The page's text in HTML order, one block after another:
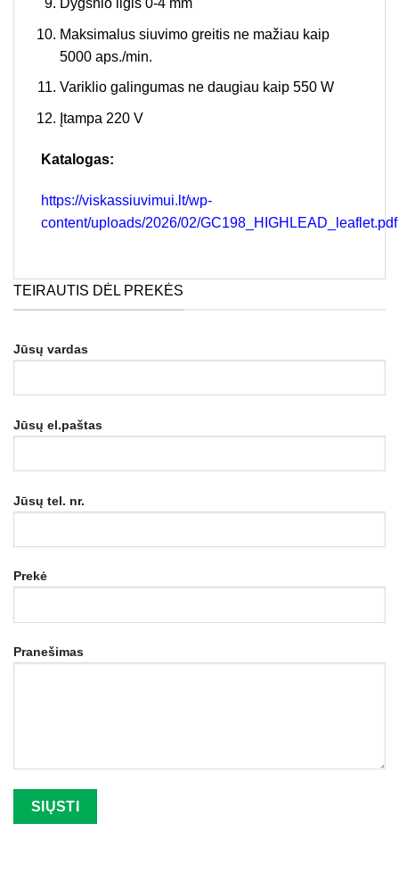
Dygsnio ilgis 0-4 mm
Maksimalus siuvimo greitis ne mažiau kaip
5000 aps./min.
Variklio galingumas ne daugiau kaip 550 W
Įtampa 220 V
Katalogas:
https://viskassiuvimui.lt/wp-
content/uploads/2026/02/GC198_HIGHLEAD_leaflet.pdf
TEIRAUTIS DĖL PREKĖS
Jūsų vardas
Jūsų el.paštas
Jūsų tel. nr.
Prekė
Pranešimas